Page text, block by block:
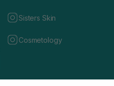
Sisters Skin
Cosmetology